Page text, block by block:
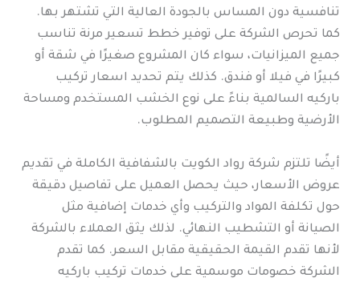
تنافسية دون المساس بالجودة العالية التي تشتهر بها.
كما تحرص الشركة على توفير خطط تسعير مرنة تناسب
جميع الميزانيات، سواء كان المشروع صغيرًا في شقة أو
كبيرًا في فيلا أو فندق. كذلك يتم تحديد اسعار تركيب
باركيه السالمية بناءً على نوع الخشب المستخدم ومساحة
الأرضية وطبيعة التصميم المطلوب.
أيضًا تلتزم شركة رواد الكويت بالشفافية الكاملة في تقديم
عروض الأسعار، حيث يحصل العميل على تفاصيل دقيقة
حول تكلفة المواد والتركيب وأي خدمات إضافية مثل
الصيانة أو التشطيب النهائي. لذلك يثق العملاء بالشركة
لأنها تقدم القيمة الحقيقية مقابل السعر. كما تقدم
الشركة خصومات موسمية على خدمات تركيب باركيه